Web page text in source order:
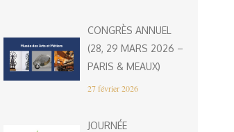
CONGRÈS ANNUEL
(28, 29 MARS 2026 –
PARIS & MEAUX)
27 février 2026
JOURNÉE